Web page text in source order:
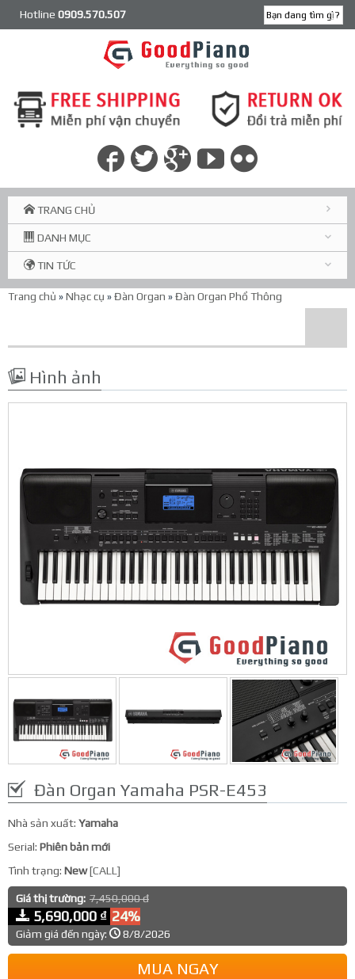
Hotline 0909.570.507
TRANG CHỦ
DANH MỤC
TIN TỨC
Trang chủ »Nhạc cụ »Đàn Organ »Đàn Organ Phổ Thông
Hình ảnh
Đàn Organ Yamaha PSR-E453
Nhà sản xuất: Yamaha
Serial: Phiên bản mới
Tình trạng: New[CALL]
Giá thị trường: 7,450,000 đ
5,690,000 ₫ 24%
Giảm giá đến ngày: 8/8/2026
MUA NGAY